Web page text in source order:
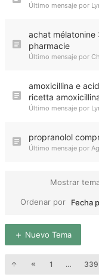
Último mensaje por
achat mélatonine
pharmacie
Último mensaje por
amoxicillina e
ricetta
Último mensaje por
propranolol
Último mensaje por
Mostrar
Ordenar por
Fecha
Nuevo Tema
1 … 339